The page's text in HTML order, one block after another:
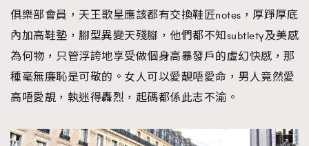
俱樂部會員，天王歌星應該都有交換鞋匠notes，厚踭厚底
內加高鞋墊，腳型異變天殘腳，他們都不知subtlety及美感
為何物，只管浮誇地享受做個身高暴發戶的虛幻快感，那
種毫無廉恥是可敬的。女人可以愛靚唔愛命，男人竟然愛
高唔愛靚，執迷得轟烈，起碼都係此志不渝。